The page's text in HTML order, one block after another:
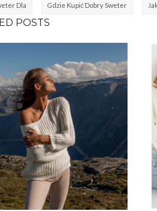
Dla Gdzie Kupić Dobry Sweter
POSTS